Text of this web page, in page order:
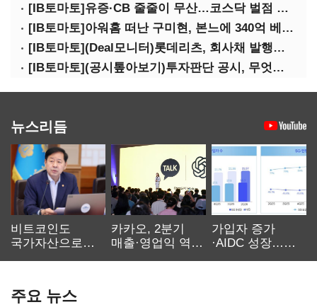
[IB토마토]유증·CB 줄줄이 무산…코스닥 벌점 급증에 상폐 압박
[IB토마토]아워홈 떠난 구미현, 본느에 340억 베팅…가족 지배체제 구축
[IB토마토](Deal모니터)롯데리츠, 회사채 발행…빠듯한 유동성 차환으로 대응
[IB토마토](공시톺아보기)투자판단 공시, 무엇이 '중요한 경영사항'일까
뉴스리듬
비트코인도
국가자산으로…'
카카오, 2분기
매출·영업익 역대
가입자 증가
·AIDC 성장…
주요 뉴스